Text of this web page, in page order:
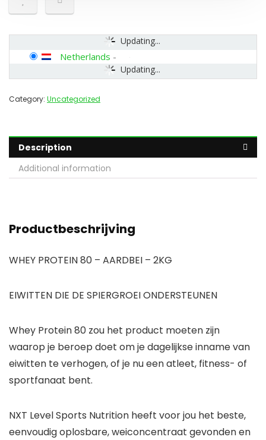
Updating...
Updating...
Netherlands -
Category: Uncategorized
Description
Additional information
Productbeschrijving
WHEY PROTEIN 80 – AARDBEI – 2KG
EIWITTEN DIE DE SPIERGROEI ONDERSTEUNEN
Whey Protein 80 zou het product moeten zijn
waarop je beroep doet om je dagelijkse inname van
eiwitten te verhogen, of je nu een atleet, fitness- of
sportfanaat bent.
NXT Level Sports Nutrition heeft voor jou het beste,
eenvoudig oplosbare, weiconcentraat gevonden en